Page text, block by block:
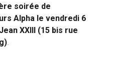
soirée de
Alpha le vendredi 6
XXIII (15 bis rue
.